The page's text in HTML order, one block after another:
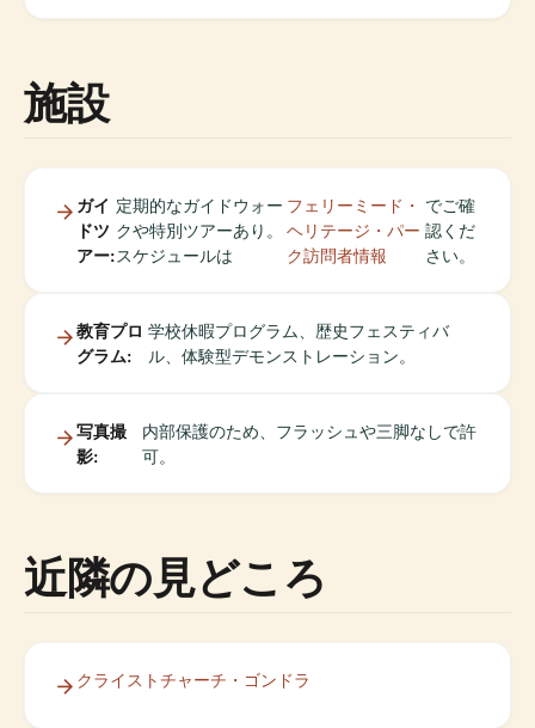
施設
ガイ
ドツ
アー:
定期的なガイドウォー
クや特別ツアーあり。
スケジュールは
フェリーミード・
ヘリテージ・パー
ク訪問者情報
でご確
認くだ
さい。
教育プロ
グラム:
学校休暇プログラム、歴史フェスティバ
ル、体験型デモンストレーション。
写真撮
影:
内部保護のため、フラッシュや三脚なしで許
可。
近隣の見どころ
クライストチャーチ・ゴンドラ